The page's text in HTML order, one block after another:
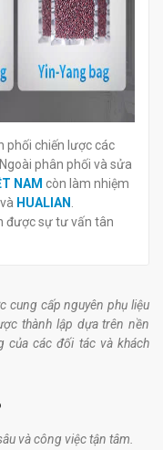
phối chiến lược các
phân phối và sửa
NAM còn làm nhiệm
HUALIAN
được sự tư vấn tân
cung cấp nguyên phụ liệu
thành lập dựa trên nền
các đối tác và khách
và công việc tận tâm.